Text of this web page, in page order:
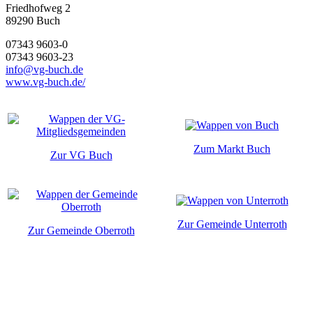
Friedhofweg 2
89290 Buch
07343 9603-0
07343 9603-23
info@vg-buch.de
www.vg-buch.de/
Zur VG Buch
Zum Markt Buch
Zur Gemeinde Oberroth
Zur Gemeinde Unterroth